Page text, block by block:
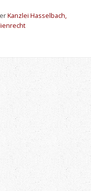
Kanzlei Hasselbach,